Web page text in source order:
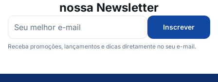
nossa Newsletter
Inscrever
Receba promoções, lançamentos e dicas diretamente no seu e-mail.